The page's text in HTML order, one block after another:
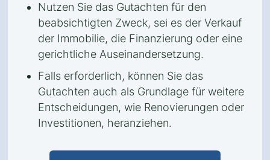
Nutzen Sie das Gutachten für den
beabsichtigten Zweck, sei es der Verkauf
der Immobilie, die Finanzierung oder eine
gerichtliche Auseinandersetzung.
Falls erforderlich, können Sie das
Gutachten auch als Grundlage für weitere
Entscheidungen, wie Renovierungen oder
Investitionen, heranziehen.